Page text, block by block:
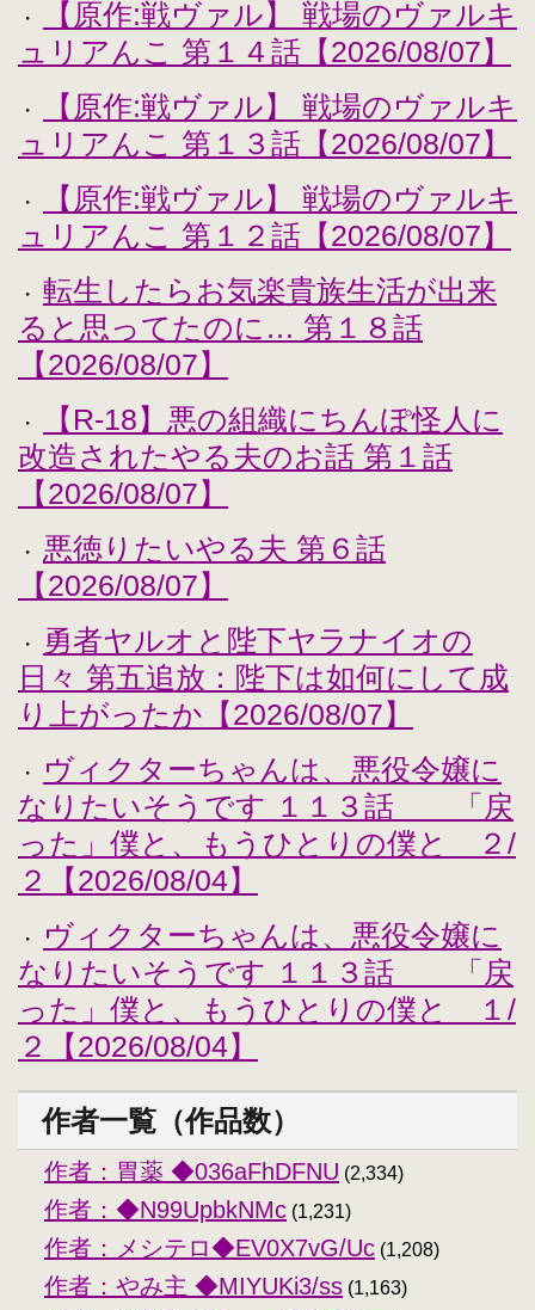
・
【原作:戦ヴァル】 戦場のヴァルキ
ュリアんこ 第１４話【2026/08/07】
・
【原作:戦ヴァル】 戦場のヴァルキ
ュリアんこ 第１３話【2026/08/07】
・
【原作:戦ヴァル】 戦場のヴァルキ
ュリアんこ 第１２話【2026/08/07】
・
転生したらお気楽貴族生活が出来
ると思ってたのに… 第１８話
【2026/08/07】
・
【R-18】悪の組織にちんぽ怪人に
改造されたやる夫のお話 第１話
【2026/08/07】
・
悪徳りたいやる夫 第６話
【2026/08/07】
・
勇者ヤルオと陛下ヤラナイオの
日々 第五追放：陛下は如何にして成
り上がったか【2026/08/07】
・
ヴィクターちゃんは、悪役令嬢に
なりたいそうです １１３話 「戻
った」僕と、もうひとりの僕と ２/
２【2026/08/04】
・
ヴィクターちゃんは、悪役令嬢に
なりたいそうです １１３話 「戻
った」僕と、もうひとりの僕と １/
２【2026/08/04】
作者一覧（作品数）
作者：胃薬 ◆036aFhDFNU (2,334)
作者：◆N99UpbkNMc (1,231)
作者：メシテロ◆EV0X7vG/Uc (1,208)
作者：やみ主 ◆MIYUKi3/ss (1,163)